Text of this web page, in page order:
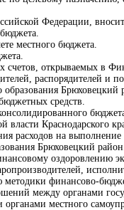
Федерации,
местного бюджета.
счетов, открываемых в
распорядителей и
средств.
власти Краснодарского
расходов на
Брюховецкий
оздоровлению
методики финансово-
между органами
органами местного